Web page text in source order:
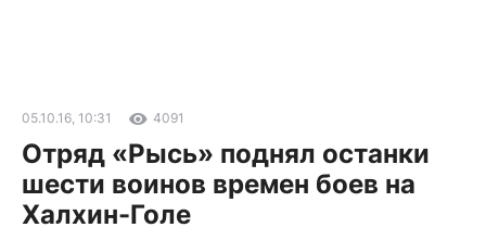
05.10.16, 10:31 4091
Отряд «Рысь» поднял останки
шести воинов времен боев на
Халхин-Голе